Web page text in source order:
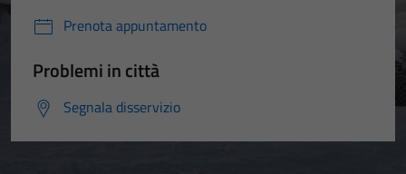
Prenota appuntamento
Problemi in città
Segnala disservizio